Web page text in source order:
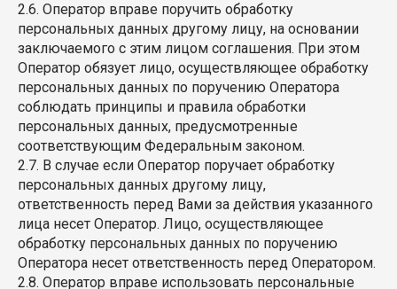
2.6. Оператор вправе поручить обработку
персональных данных другому лицу, на основании
заключаемого с этим лицом соглашения. При этом
Оператор обязует лицо, осуществляющее обработку
персональных данных по поручению Оператора
соблюдать принципы и правила обработки
персональных данных, предусмотренные
соответствующим Федеральным законом.
2.7. В случае если Оператор поручает обработку
персональных данных другому лицу,
ответственность перед Вами за действия указанного
лица несет Оператор. Лицо, осуществляющее
обработку персональных данных по поручению
Оператора несет ответственность перед Оператором.
2.8. Оператор вправе использовать персональные